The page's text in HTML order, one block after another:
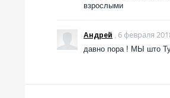
взрослыми
Андрей 6 февраля
давно пора ! МЫ што